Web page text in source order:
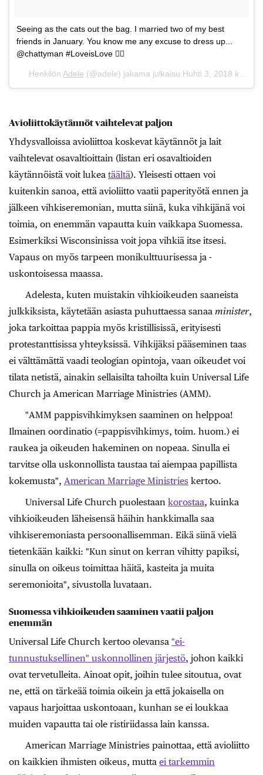
Seeing as the cats out the bag. I married two of my best
friends in January. You know me any excuse to dress up...
@chattyman #LoveisLove 🏳️‍🌈
Henkilön Adele (@adele) jakama julkaisu Huhti 3, 2018 kello 7.57 PDT
Avioliittokäytännöt vaihtelevat paljon
Yhdysvalloissa avioliittoa koskevat käytännöt ja lait
vaihtelevat osavaltioittain (listan eri osavaltioiden
käytännöistä voit lukea täältä). Yleisesti ottaen voi
kuitenkin sanoa, että avioliitto vaatii paperityötä ennen ja
jälkeen vihkiseremonian, mutta siinä, kuka vihkijänä voi
toimia, on enemmän vapautta kuin vaikkapa Suomessa.
Esimerkiksi Wisconsinissa voit jopa vihkiä itse itsesi.
Vapaus on myös tarpeen monikulttuurisessa ja -
uskontoisessa maassa.
Adelesta, kuten muistakin vihkioikeuden saaneista
julkkiksista, käytetään asiasta puhuttaessa sanaa minister,
joka tarkoittaa pappia myös kristillisissä, erityisesti
protestanttisissa yhteyksissä. Vihkijäksi pääseminen taas
ei välttämättä vaadi teologian opintoja, vaan oikeudet voi
tilata netistä, ainakin sellaisilta tahoilta kuin Universal Life
Church ja American Marriage Ministries (AMM).
"AMM pappisvihkimyksen saaminen on helppoa!
Ilmainen oordinatio (=pappisvihkimys, toim. huom.) ei
raukea ja oikeuden hakeminen on nopeaa. Sinulla ei
tarvitse olla uskonnollista taustaa tai aiempaa papillista
kokemusta", American Marriage Ministries kertoo.
Universal Life Church puolestaan korostaa, kuinka
vihkioikeuden läheisensä häihin hankkimalla saa
vihkiseremoniasta persoonallisemman. Eikä siinä vielä
tietenkään kaikki: "Kun sinut on kerran vihitty papiksi,
sinulla on oikeus toimittaa häitä, kasteita ja muita
seremonioita", sivustolla luvataan.
Suomessa vihkioikeuden saaminen vaatii paljon
enemmän
Universal Life Church kertoo olevansa "ei-
tunnustuksellinen" uskonnollinen järjestö, johon kaikki
ovat tervetulleita. Ainoat opit, joihin tulee sitoutua, ovat
ne, että on tärkeää toimia oikein ja että jokaisella on
vapaus harjoittaa uskontoaan, kunhan se ei loukkaa
muiden vapautta tai ole ristiriidassa lain kanssa.
American Marriage Ministries painottaa, että avioliitto
on kaikkien ihmisten oikeus, mutta ei tarkemmin